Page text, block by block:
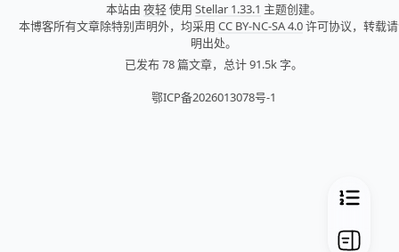
本站由 夜轻使用 Stellar 1.33.1 主题创建。
本博客所有文章除特别声明外，均采用 CC BY-NC-SA 4.0许可协议，转载
明出处。
已发布 78 篇文章， 总计 91.5k 字。
鄂ICP备2026013078号-1